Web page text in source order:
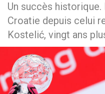
Un succès
Croatie depuis celui
Kostelić, vingt ans